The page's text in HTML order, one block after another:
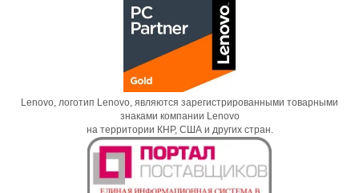
Lenovo, логотип Lenovo, являются зарегистрированными товарными
знаками компании Lenovo
на территории КНР, США и других стран.